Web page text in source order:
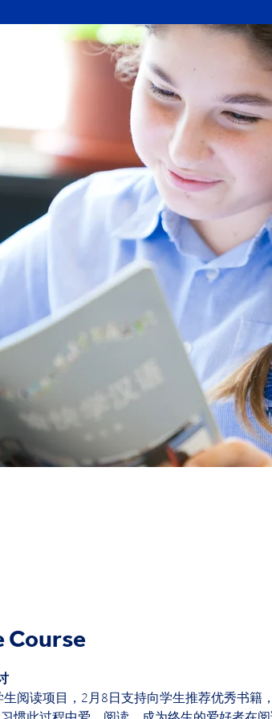
Course
阅读项目，2月8日支持向学生推荐优秀书籍